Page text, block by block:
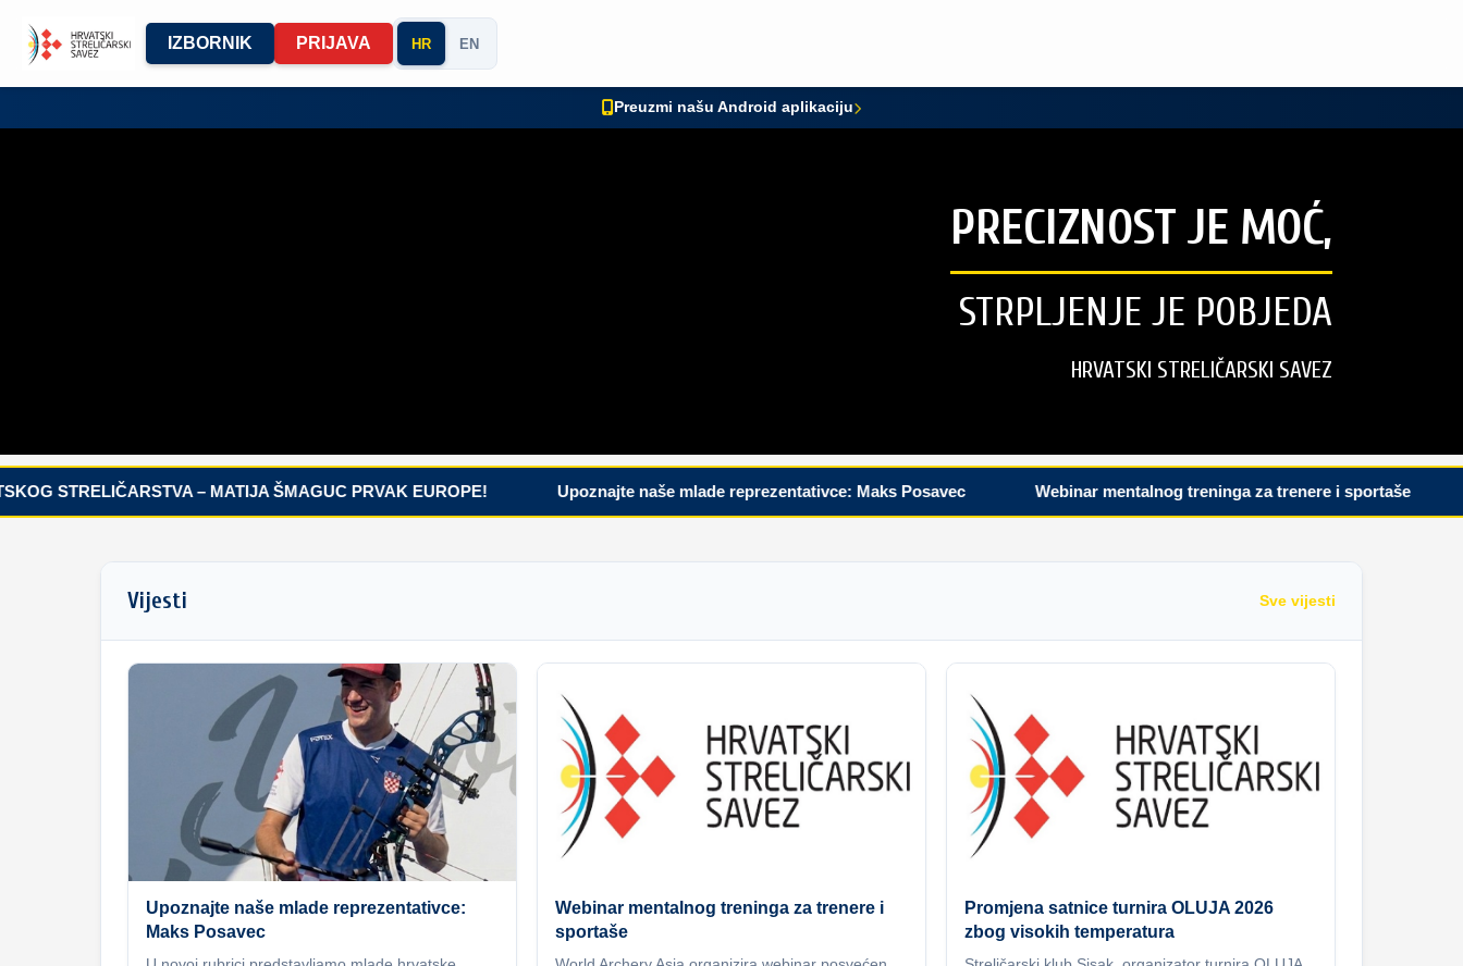
IZBORNIK PRIJAVA HR EN
Preuzmi našu Android aplikaciju
PRECIZNOST JE MOĆ,
STRPLJENJE JE POBJEDA
HRVATSKI STRELIČARSKI SAVEZ
STRELIČARSTVA – MATIJA ŠMAGUC PRVAK EUROPE! Upoznajte naše mlade reprezentativce: Maks Posavec Webinar mentalnog treninga za trenere i sportaše
Vijesti Sve vijesti
Upoznajte naše mlade reprezentativce:
Maks Posavec
Webinar mentalnog treninga za trenere i
sportaše
Promjena satnice turnira OLUJA 2026
zbog visokih temperatura